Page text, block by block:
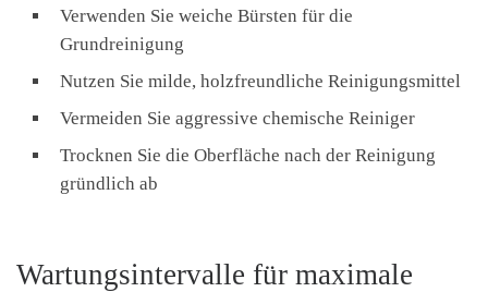
Verwenden Sie weiche Bürsten für die
Grundreinigung
Nutzen Sie milde, holzfreundliche Reinigungsmittel
Vermeiden Sie aggressive chemische Reiniger
Trocknen Sie die Oberfläche nach der Reinigung
gründlich ab
Wartungsintervalle für maximale